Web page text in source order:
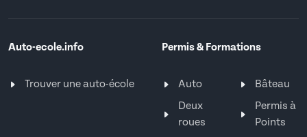
Auto-ecole.info
Trouver une auto-école
Permis & Formations
Auto
Deux
roues
Bâteau
Permis à
Points